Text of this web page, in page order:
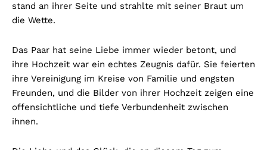
stand an ihrer Seite und strahlte mit seiner Braut um
die Wette.
Das Paar hat seine Liebe immer wieder betont, und
ihre Hochzeit war ein echtes Zeugnis dafür. Sie feierten
ihre Vereinigung im Kreise von Familie und engsten
Freunden, und die Bilder von ihrer Hochzeit zeigen eine
offensichtliche und tiefe Verbundenheit zwischen
ihnen.